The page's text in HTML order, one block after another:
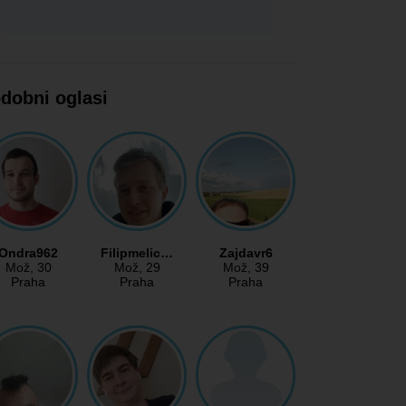
oglasi
Mož, 30
Praha
Filipmelic…
Mož, 29
Praha
Zajdavr6
Mož, 39
Praha